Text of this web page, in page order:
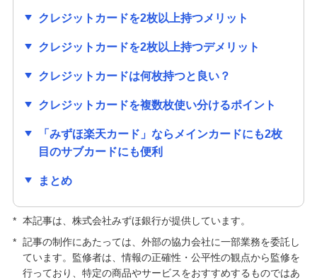
クレジットカードの番号にはどのような意味があ
クレジットカードの有効期限はどのくらい？更新
クレジットカードの種類はどう選ぶ？主な種類や
自分に合う1枚の選び方を紹介
クレジットカードの手数料が発生するのはどんな
役割や使い分ける方法も解説
クレジットカードを2枚以上持つメリット
クレジットカードを2枚以上持つデメリット
クレジットカードは何枚持つと良い？
クレジットカードを複数枚使い分けるポイント
「みずほ楽天カード」ならメインカードにも2枚
目のサブカードにも便利
まとめ
* 本記事は、株式会社みずほ銀行が提供しています。
* 記事の制作にあたっては、外部の協力会社に一部業務を委託し
ています。監修者は、情報の正確性・公平性の観点から監修を
行っており、特定の商品やサービスをおすすめするものではあ